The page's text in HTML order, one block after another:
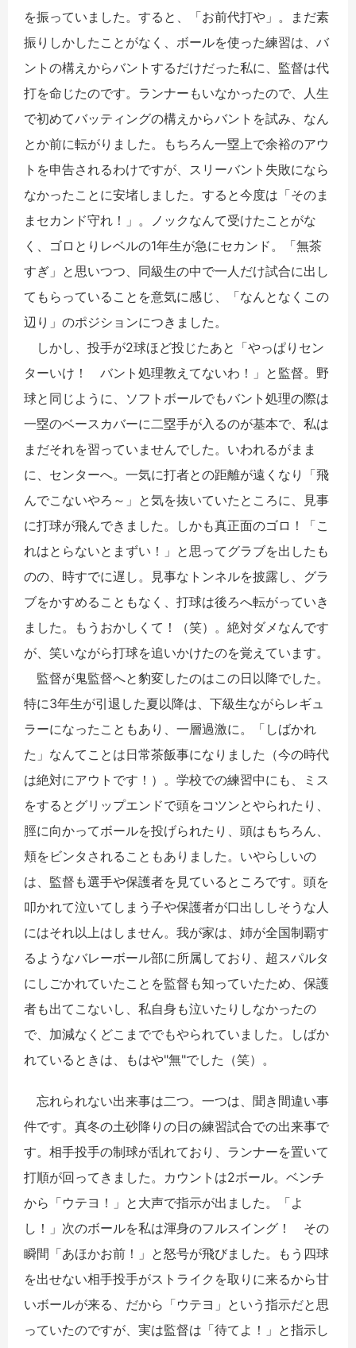
を振っていました。すると、「お前代打や」。まだ素
振りしかしたことがなく、ボールを使った練習は、バ
ントの構えからバントするだけだった私に、監督は代
打を命じたのです。ランナーもいなかったので、人生
で初めてバッティングの構えからバントを試み、なん
とか前に転がりました。もちろん一塁上で余裕のアウ
トを申告されるわけですが、スリーバント失敗になら
なかったことに安堵しました。すると今度は「そのま
まセカンド守れ！」。ノックなんて受けたことがな
く、ゴロとりレベルの1年生が急にセカンド。「無茶
すぎ」と思いつつ、同級生の中で一人だけ試合に出し
てもらっていることを意気に感じ、「なんとなくこの
辺り」のポジションにつきました。
しかし、投手が2球ほど投じたあと「やっぱりセン
ターいけ！ バント処理教えてないわ！」と監督。野
球と同じように、ソフトボールでもバント処理の際は
一塁のベースカバーに二塁手が入るのが基本で、私は
まだそれを習っていませんでした。いわれるがまま
に、センターへ。一気に打者との距離が遠くなり「飛
んでこないやろ～」と気を抜いていたところに、見事
に打球が飛んできました。しかも真正面のゴロ！「こ
れはとらないとまずい！」と思ってグラブを出したも
のの、時すでに遅し。見事なトンネルを披露し、グラ
ブをかすめることもなく、打球は後ろへ転がっていき
ました。もうおかしくて！（笑）。絶対ダメなんです
が、笑いながら打球を追いかけたのを覚えています。
監督が鬼監督へと豹変したのはこの日以降でした。
特に3年生が引退した夏以降は、下級生ながらレギュ
ラーになったこともあり、一層過激に。「しばかれ
た」なんてことは日常茶飯事になりました（今の時代
は絶対にアウトです！）。学校での練習中にも、ミス
をするとグリップエンドで頭をコツンとやられたり、
脛に向かってボールを投げられたり、頭はもちろん、
頬をビンタされることもありました。いやらしいの
は、監督も選手や保護者を見ているところです。頭を
叩かれて泣いてしまう子や保護者が口出ししそうな人
にはそれ以上はしません。我が家は、姉が全国制覇す
るようなバレーボール部に所属しており、超スパルタ
にしごかれていたことを監督も知っていたため、保護
者も出てこないし、私自身も泣いたりしなかったの
で、加減なくどこまででもやられていました。しばか
れているときは、もはや"無"でした（笑）。
忘れられない出来事は二つ。一つは、聞き間違い事
件です。真冬の土砂降りの日の練習試合での出来事で
す。相手投手の制球が乱れており、ランナーを置いて
打順が回ってきました。カウントは2ボール。ベンチ
から「ウテヨ！」と大声で指示が出ました。「よ
し！」次のボールを私は渾身のフルスイング！ その
瞬間「あほかお前！」と怒号が飛びました。もう四球
を出せない相手投手がストライクを取りに来るから甘
いボールが来る、だから「ウテヨ」という指示だと思
っていたのですが、実は監督は「待てよ！」と指示し